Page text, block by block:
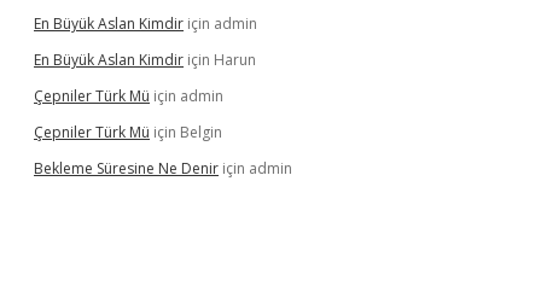
En Büyük Aslan Kimdir için admin
En Büyük Aslan Kimdir için Harun
Çepniler Türk Mü için admin
Çepniler Türk Mü için Belgin
Bekleme Süresine Ne Denir için admin